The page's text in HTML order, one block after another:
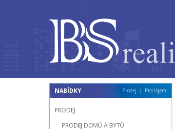
NABÍDKY
PRODEJ
PRODEJ DOMŮ A BYTŮ
Prodej Pronájem